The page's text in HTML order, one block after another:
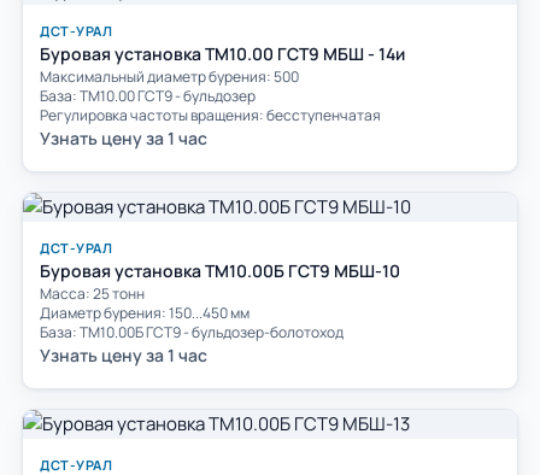
ДСТ-УРАЛ
Буровая установка ТМ10.00 ГСТ9 МБШ - 14и
Максимальный диаметр бурения: 500
База: ТМ10.00 ГСТ9 - бульдозер
Регулировка частоты вращения: бесступенчатая
Узнать цену за 1 час
ДСТ-УРАЛ
Буровая установка ТМ10.00Б ГСТ9 МБШ-10
Масса: 25 тонн
Диаметр бурения: 150...450 мм
База: ТМ10.00Б ГСТ9 - бульдозер-болотоход
Узнать цену за 1 час
ДСТ-УРАЛ